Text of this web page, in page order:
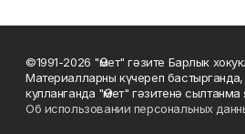
©1991-2026 "Өмет" гәзите Барлык
Материалларны күчереп
кулланганда "Өмет" гәзитенә
Об использовании персональных